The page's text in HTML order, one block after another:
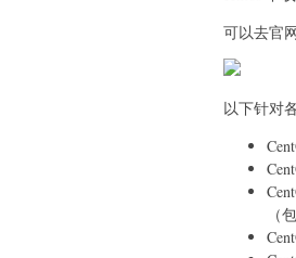
可以去官
以下针对
（